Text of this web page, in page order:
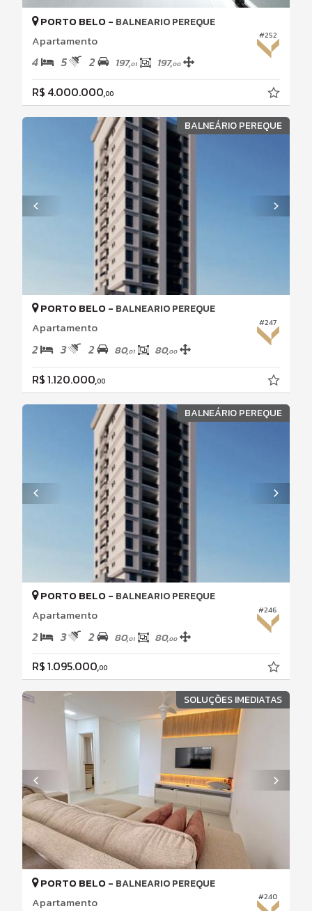
#252
PORTO BELO - BALNEARIO PEREQUE
Apartamento
4 5 2 197,01 197,00
R$ 4.000.000,00
BALNEÁRIO PEREQUE
#247
PORTO BELO - BALNEARIO PEREQUE
Apartamento
2 3 2 80,01 80,00
R$ 1.120.000,00
BALNEÁRIO PEREQUE
#246
PORTO BELO - BALNEARIO PEREQUE
Apartamento
2 3 2 80,01 80,00
R$ 1.095.000,00
SOLUÇÕES IMEDIATAS
#240
PORTO BELO - BALNEARIO PEREQUE
Apartamento